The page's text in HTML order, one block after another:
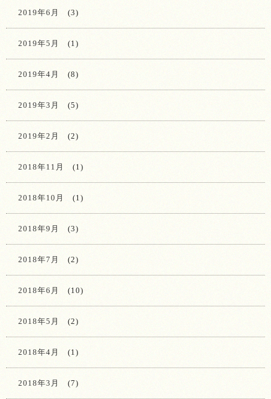
2019年6月 (3)
2019年5月 (1)
2019年4月 (8)
2019年3月 (5)
2019年2月 (2)
2018年11月 (1)
2018年10月 (1)
2018年9月 (3)
2018年7月 (2)
2018年6月 (10)
2018年5月 (2)
2018年4月 (1)
2018年3月 (7)